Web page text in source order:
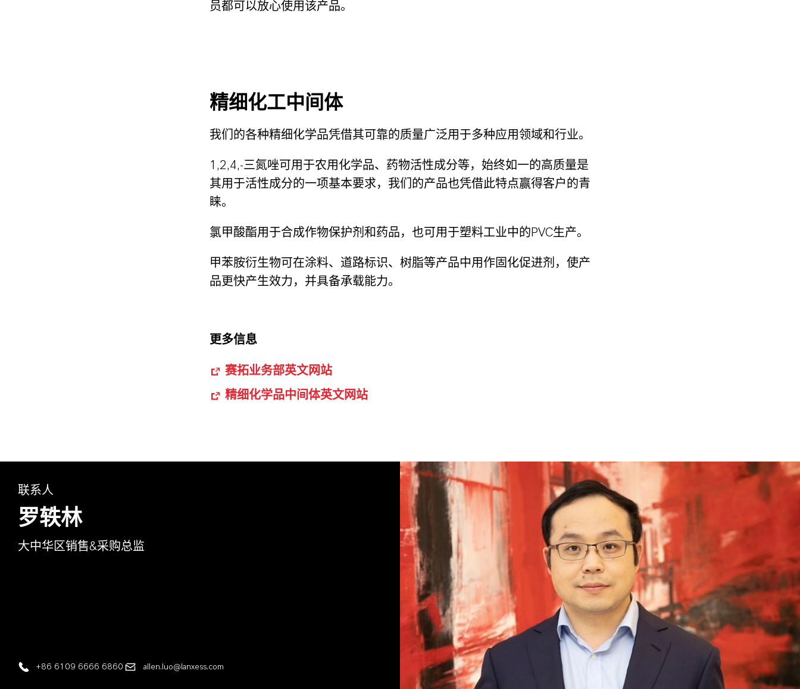
员都可以放心使用该产品。
精细化工中间体
我们的各种精细化学品凭借其可靠的质量广泛用于多种应用领域和行业。
1,2,4,-三氮唑可用于农用化学品、药物活性成分等，始终如一的高质量是
其用于活性成分的一项基本要求，我们的产品也凭借此特点赢得客户的青
睐。
氯甲酸酯用于合成作物保护剂和药品，也可用于塑料工业中的PVC生产。
甲苯胺衍生物可在涂料、道路标识、树脂等产品中用作固化促进剂，使产
品更快产生效力，并具备承载能力。
更多信息
赛拓业务部英文网站
精细化学品中间体英文网站
联系人
罗轶林
大中华区销售&采购总监
+86 6109 6666 6860 allen.luo@lanxess.com